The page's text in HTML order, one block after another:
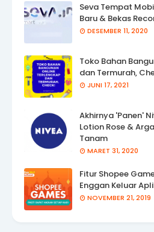
Seva Tempat
Baru & Bekas
DESEMBER 11, 2020
Toko Bahan
dan Termurah,
JUNI 17, 2021
Akhirnya 'Panen'
Lotion Rose &
Tanam
MARET 31, 2020
Fitur Shopee
Enggan Keluar
NOVEMBER 21, 2019